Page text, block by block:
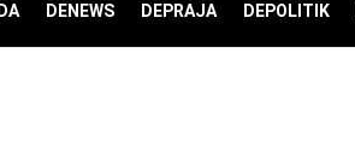
DENEWS DEPRAJA DEPOLITIK